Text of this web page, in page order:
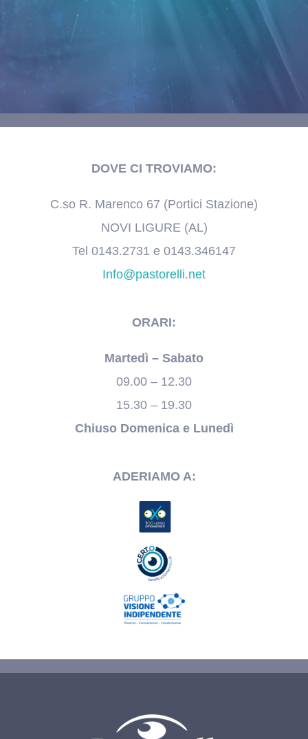
DOVE CI TROVIAMO:
C.so R. Marenco 67 (Portici Stazione)
NOVI LIGURE (AL)
Tel 0143.2731 e 0143.346147
Info@pastorelli.net
ORARI:
Martedì – Sabato
09.00 – 12.30
15.30 – 19.30
Chiuso Domenica e Lunedì
ADERIAMO A: